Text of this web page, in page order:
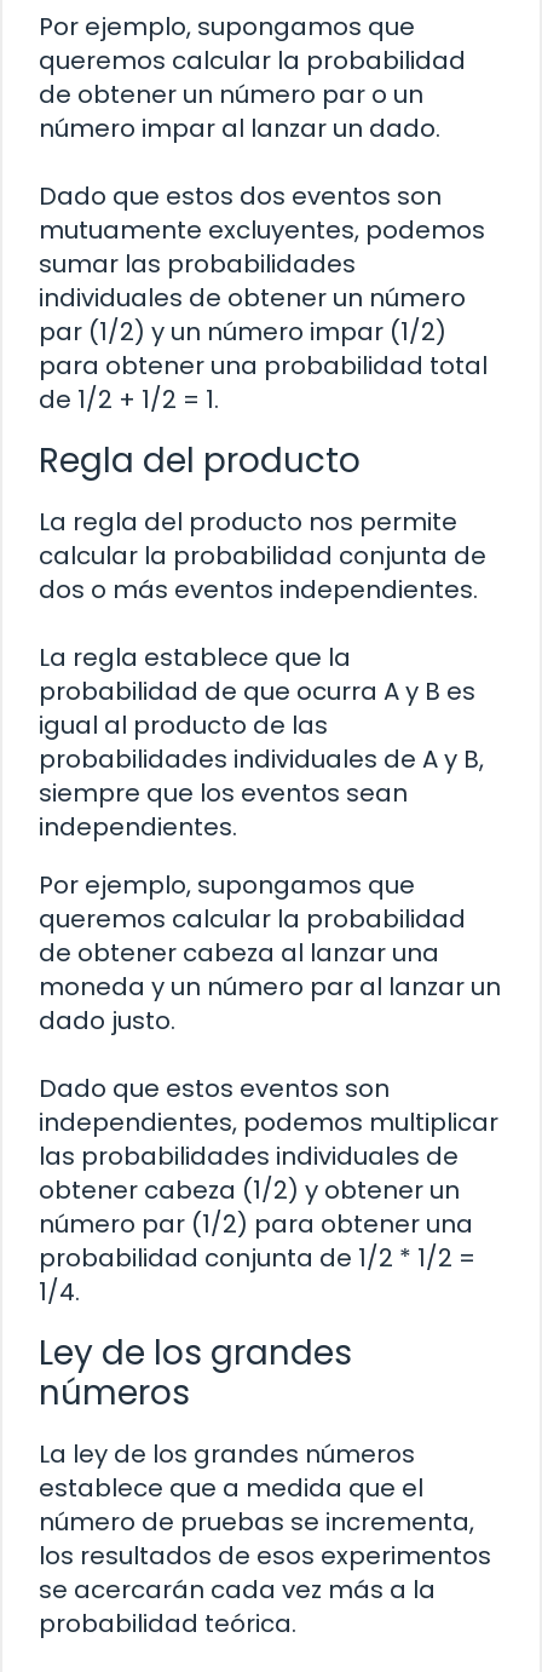
Por ejemplo, supongamos que
queremos calcular la probabilidad
de obtener un número par o un
número impar al lanzar un dado.
Dado que estos dos eventos son
mutuamente excluyentes, podemos
sumar las probabilidades
individuales de obtener un número
par (1/2) y un número impar (1/2)
para obtener una probabilidad total
de 1/2 + 1/2 = 1.
Regla del producto
La regla del producto nos permite
calcular la probabilidad conjunta de
dos o más eventos independientes.
La regla establece que la
probabilidad de que ocurra A y B es
igual al producto de las
probabilidades individuales de A y B,
siempre que los eventos sean
independientes.
Por ejemplo, supongamos que
queremos calcular la probabilidad
de obtener cabeza al lanzar una
moneda y un número par al lanzar un
dado justo.
Dado que estos eventos son
independientes, podemos multiplicar
las probabilidades individuales de
obtener cabeza (1/2) y obtener un
número par (1/2) para obtener una
probabilidad conjunta de 1/2 * 1/2 =
1/4.
Ley de los grandes
números
La ley de los grandes números
establece que a medida que el
número de pruebas se incrementa,
los resultados de esos experimentos
se acercarán cada vez más a la
probabilidad teórica.